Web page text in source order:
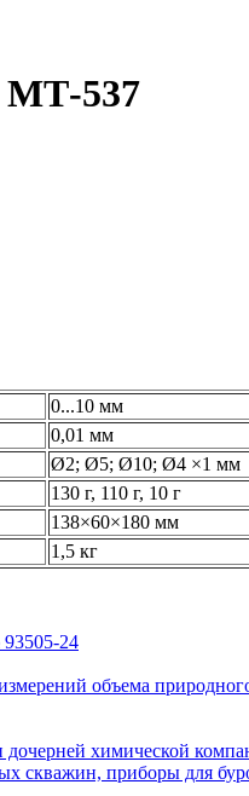
МТ-537
0...10 мм
0,01 мм
Ø2; Ø5; Ø10; Ø4 ×1 мм
130 г, 110 г, 10 г
138×60×180 мм
1,5 кг
24
объема
химической
скважин, приборы для